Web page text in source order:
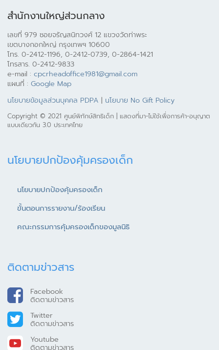
สำนักงานใหญ่ส่วนกลาง
เลขที่ 979 ซอยจรัญสนิทวงศ์ 12 แขวงวัดท่าพระ
เขตบางกอกใหญ่ กรุงเทพฯ 10600
โทร. 0-2412-1196, 0-2412-0739, 0-2864-1421
โทรสาร. 0-2412-9833
e-mail : cpcrheadoffice1981@gmail.com
แผนที่ : Google Map
นโยบายข้อมูลส่วนบุคคล PDPA | นโยบาย No Gift Policy
Copyright © 2021 ศูนย์พิทักษ์สิทธิเด็ก | แสดงที่มา-ไม่ใช้เพื่อการค้า-อนุญาต
แบบเดียวกัน 3.0 ประเทศไทย
นโยบายปกป้องคุ้มครองเด็ก
นโยบายปกป้องคุ้มครองเด็ก
ขั้นตอนการรายงาน/ร้องเรียน
คณะกรรมการคุ้มครองเด็กของมูลนิธิ
ติดตามข่าวสาร
Facebook
ติดตามข่าวสาร
Twitter
ติดตามข่าวสาร
Youtube
ติดตามข่าวสาร